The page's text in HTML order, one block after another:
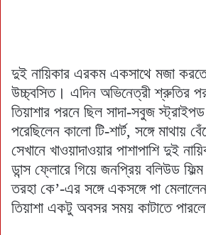
দুই নায়িকার এরকম একসাথে মজা
উচ্চ্বসিত। এদিন অভিনেত্রী শ্রুতির
তিয়াশার পরনে ছিল সাদা-সবুজ
পরেছিলেন কালো টি-শার্ট, সঙ্গে মাথায়
সেখানে খাওয়াদাওয়ার পাশাপাশি দুই
ডান্স ফ্লোরে গিয়ে জনপ্রিয় বলিউড
তরহা কে’-এর সঙ্গে একসঙ্গে পা
তিয়াশা একটু অবসর সময় কাটাতে